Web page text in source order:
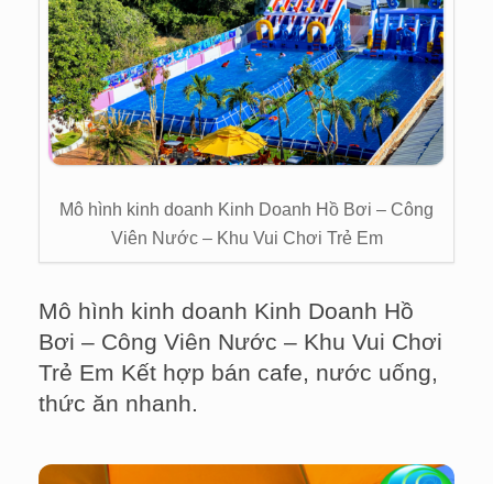
Mô hình kinh doanh Kinh Doanh Hồ Bơi – Công
Viên Nước – Khu Vui Chơi Trẻ Em
Mô hình kinh doanh Kinh Doanh Hồ
Bơi – Công Viên Nước – Khu Vui Chơi
Trẻ Em Kết hợp bán cafe, nước uống,
thức ăn nhanh.